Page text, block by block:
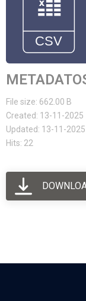
File size: 662.00 B
Created: 13-11-2025
Updated: 13-11-2025
Hits: 22